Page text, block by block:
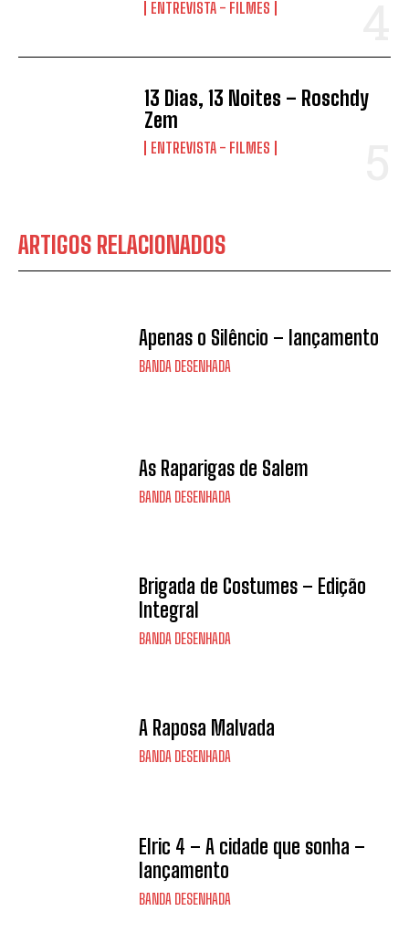
ENTREVISTA - FILMES
13 Dias, 13 Noites – Roschdy
Zem
ENTREVISTA - FILMES
ARTIGOS RELACIONADOS
Apenas o Silêncio – lançamento
BANDA DESENHADA
As Raparigas de Salem
BANDA DESENHADA
Brigada de Costumes – Edição
Integral
BANDA DESENHADA
A Raposa Malvada
BANDA DESENHADA
Elric 4 – A cidade que sonha –
lançamento
BANDA DESENHADA